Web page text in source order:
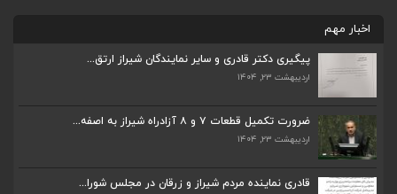
اخبار مهم
پیگیری دکتر قادری و سایر نمایندگان شیراز ارتق...
اردیبهشت ۲۳, ۱۴۰۴
ضرورت تکمیل قطعات ۷ و ۸ آزادراه شیراز به اصفه...
اردیبهشت ۲۳, ۱۴۰۴
قادری نماینده مردم شیراز و زرقان در مجلس شورا...
ضرورت تکمیل قطعات ۷ و ۸ آزادراه شیراز به اصفه...
اردیبهشت ۲۳, ۱۴۰۴